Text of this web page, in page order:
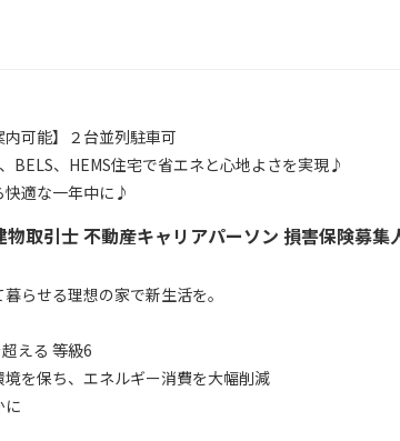
内可能】２台並列駐車可
BELS、HEMS住宅で省エネと心地よさを実現♪
適な一年中に♪
物取引士 不動産キャリアパーソン 損害保険募集
らせる理想の家で新生活を。
える 等級6
境を保ち、エネルギー消費を大幅削減
に